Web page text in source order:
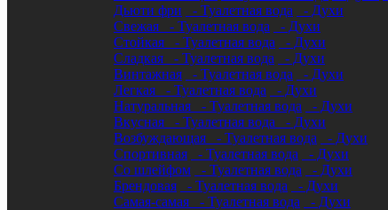
Дьюти фри
- Туалетная вода
- Духи
Свежая
- Туалетная вода
- Духи
Стойкая
- Туалетная вода
- Духи
Сладкая
- Туалетная вода
- Духи
Винтажная
- Туалетная вода
- Духи
Легкая
- Туалетная вода
- Духи
Натуральная
- Туалетная вода
- Духи
Вкусная
- Туалетная вода
- Духи
Возбуждающая
- Туалетная вода
- Духи
Спортивная
- Туалетная вода
- Духи
Со шлейфом
- Туалетная вода
- Духи
Брендовая
- Туалетная вода
- Духи
Самая-самая
- Туалетная вода
- Духи